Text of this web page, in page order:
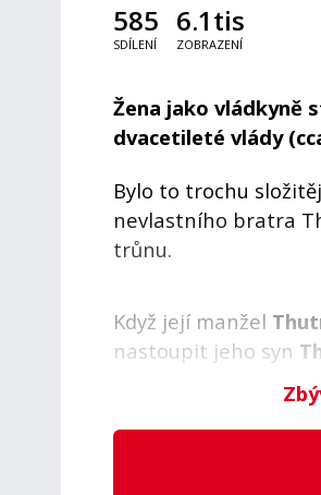
585
SDÍLENÍ
6.1tis
ZOBRAZENÍ
Žena jako vládkyně
dvacetileté vlády
Bylo to trochu
nevlastního bratra
trůnu.
Když její manžel
nastoupit jeho syn